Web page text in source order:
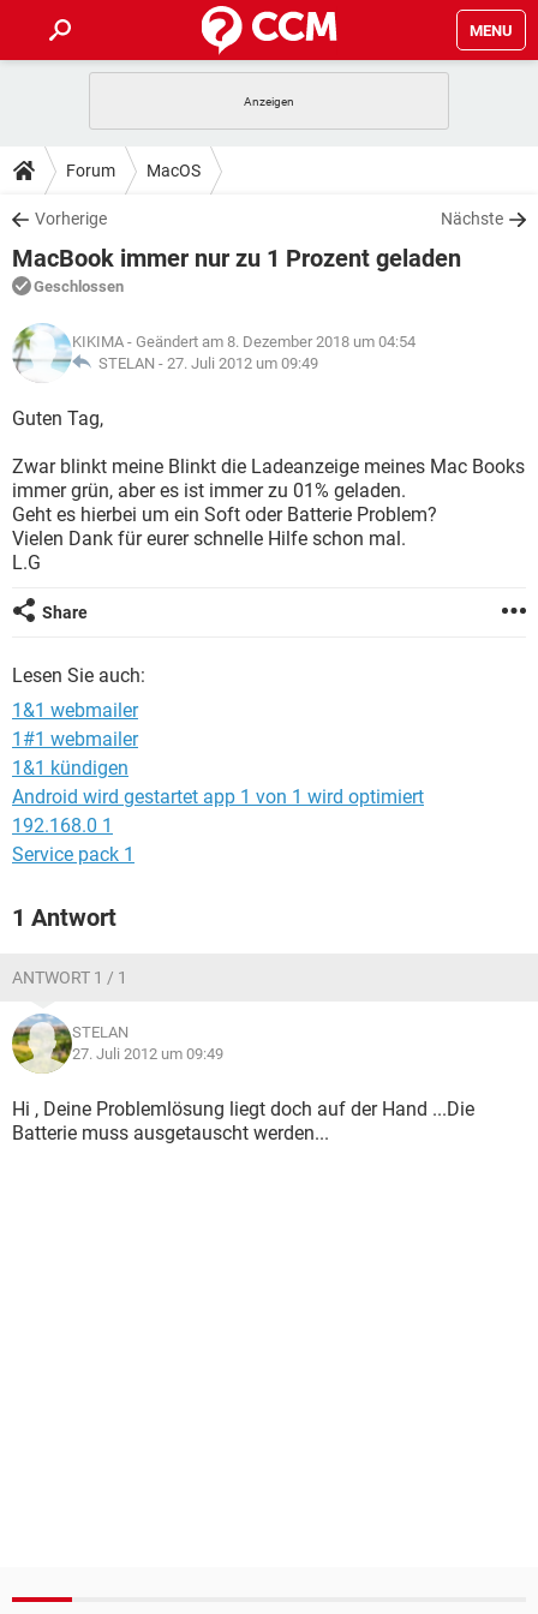
MENU
ANDROID
WINDOWS 10
WHATSAPP TIKTOK
FACEBOOK
TIPPS & TRICKS
SPIELE
WINDOWS 10
WHATSAPP
FACEBOOK HARDWARE
DOWNLOADS
SPIELE STREAMING
ANDROID
WINDOWS 10 INSTAGRAM
WHATSAPP
FACEBOOK
FORUM
SPIELE
ANDROID IOS
FACEBOOK HARDWARE
LEXIKON
SPIELE
ANDROID
WINDOWS 10 INSTAGRAM
WHATSAPP TIKTOK
FACEBOOK HARDWARE
Forum MacOS
Vorherige Nächste
MacBook immer nur zu 1 Prozent geladen
Geschlossen
KIKIMA - Geändert am 8. Dezember 2018 um 04:54
STELAN - 27. Juli 2012 um 09:49
Guten Tag,
Zwar blinkt meine Blinkt die Ladeanzeige meines Mac Books
immer grün, aber es ist immer zu 01% geladen.
Geht es hierbei um ein Soft oder Batterie Problem?
Vielen Dank für eurer schnelle Hilfe schon mal.
L.G
Share
Lesen Sie auch:
1&1 webmailer
1#1 webmailer
1&1 kündigen
Android wird gestartet app 1 von 1 wird optimiert
192.168.0 1
Service pack 1
1 Antwort
ANTWORT 1 / 1
STELAN
27. Juli 2012 um 09:49
Hi , Deine Problemlösung liegt doch auf der Hand ...Die
Batterie muss ausgetauscht werden...